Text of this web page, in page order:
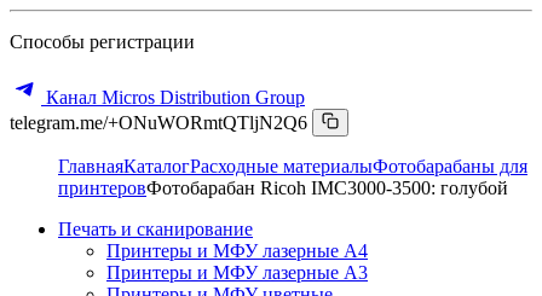
Способы регистрации
Канал Micros Distribution Group
telegram.me/+ONuWORmtQTljN2Q6
ГлавнаяКаталогРасходные материалыФотобарабаны для
принтеровФотобарабан Ricoh IMC3000-3500: голубой
Печать и сканирование
Принтеры и МФУ лазерные А4
Принтеры и МФУ лазерные А3